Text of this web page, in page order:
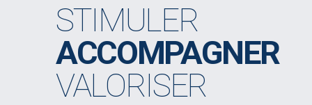
STIMULER
ACCOMPAGNER
VALORISER